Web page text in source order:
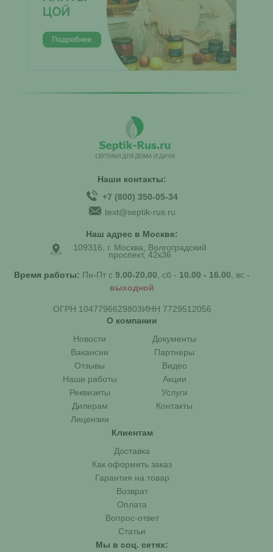
Наши контакты:
+7 (800) 350-05-34
text@septik-rus.ru
Наш адрес в Москве:
109316, г. Москва, Волгоградский
проспект, 42к36
Время работы: Пн-Пт с 9.00-20.00, сб - 10.00 - 16.00, вс -
выходной
ОГРН 1047796629803ИНН 7729512056
О компании
Новости
Документы
Вакансии
Партнеры
Отзывы
Видео
Наши работы
Акции
Реквизиты
Услуги
Дилерам
Контакты
Лицензии
Клиентам
Доставка
Как оформить заказ
Гарантия на товар
Возврат
Оплата
Вопрос-ответ
Статьи
Мы в соц. сетях: